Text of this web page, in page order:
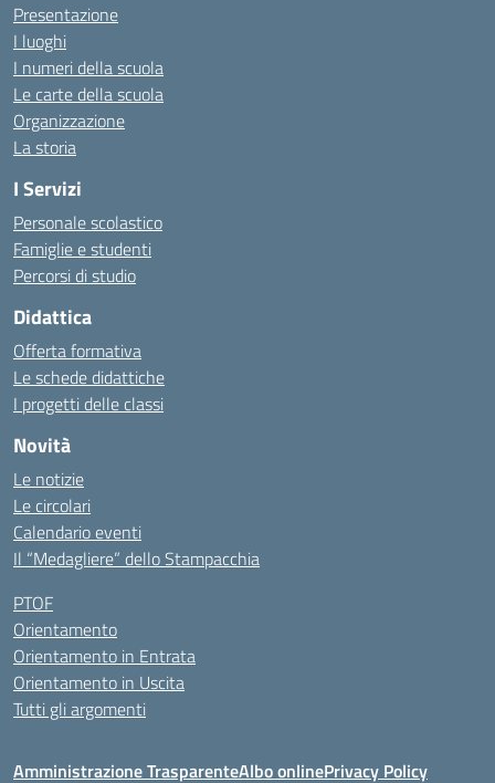
Presentazione
I luoghi
I numeri della scuola
Le carte della scuola
Organizzazione
La storia
I Servizi
Personale scolastico
Famiglie e studenti
Percorsi di studio
Didattica
Offerta formativa
Le schede didattiche
I progetti delle classi
Novità
Le notizie
Le circolari
Calendario eventi
Il “Medagliere” dello Stampacchia
PTOF
Orientamento
Orientamento in Entrata
Orientamento in Uscita
Tutti gli argomenti
Amministrazione TrasparenteAlbo onlinePrivacy Policy